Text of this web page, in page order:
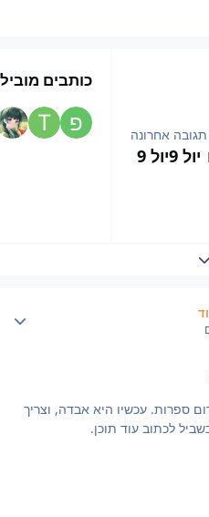
תגובה אחרונה
יול 9 יול 9
כותבים
Expand topic overview
ספרות. עכשיו היא אבדה, וצריך
לכתוב עוד תוכן.